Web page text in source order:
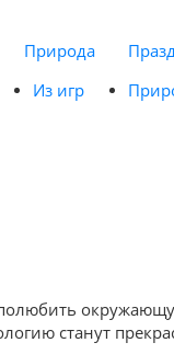
Природа
Из игр
станут